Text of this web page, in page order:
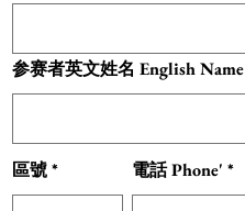
参赛者英文姓名 English Name
區號 電話 Phone'